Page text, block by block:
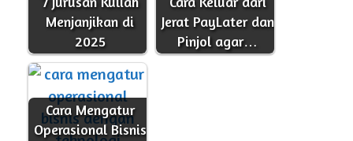
Menjanjikan di
2025
Jerat PayLater dan
Pinjol agar…
Cara Mengatur
Operasional Bisnis